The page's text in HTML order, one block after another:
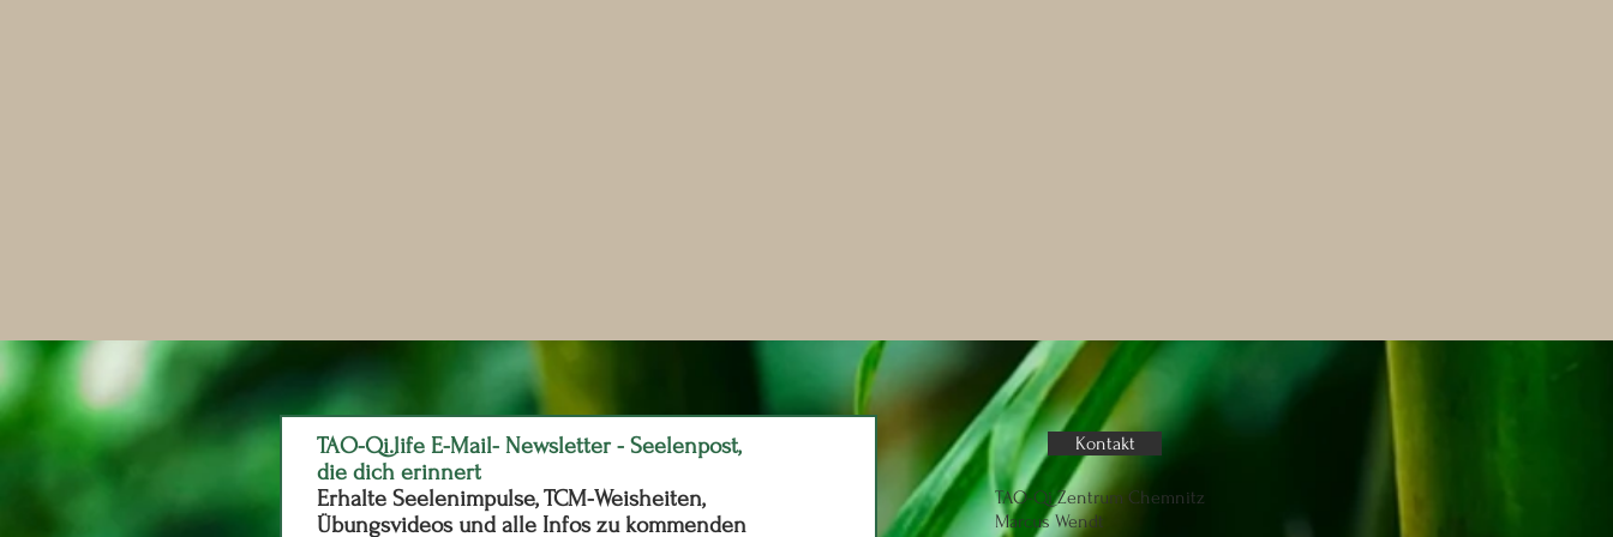
TAO-Qi.life E-Mail- Newsletter - Seelenpost,
die dich erinnert
Erhalte Seelenimpulse, TCM-Weisheiten,
Übungsvideos und alle Infos zu kommenden
Kontakt
TAO-Qi Zentrum Chemnitz
Marcus Wendt